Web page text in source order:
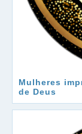
Mulheres
de Deus